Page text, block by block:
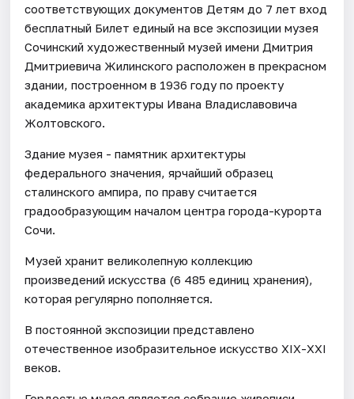
соответствующих документов Детям до 7 лет вход
бесплатный Билет единый на все экспозиции музея
Сочинский художественный музей имени Дмитрия
Дмитриевича Жилинского расположен в прекрасном
здании, построенном в 1936 году по проекту
академика архитектуры Ивана Владиславовича
Жолтовского.
Здание музея - памятник архитектуры
федерального значения, ярчайший образец
сталинского ампира, по праву считается
градообразующим началом центра города-курорта
Сочи.
Музей хранит великолепную коллекцию
произведений искусства (6 485 единиц хранения),
которая регулярно пополняется.
В постоянной экспозиции представлено
отечественное изобразительное искусство ХIХ-ХХI
веков.